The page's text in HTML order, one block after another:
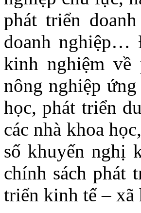
phát triển
doanh nghiệp…
kinh nghiệm về
nông nghiệp
học, phát triển
các nhà khoa
số khuyến nghị
chính sách phát
triển kinh tế –